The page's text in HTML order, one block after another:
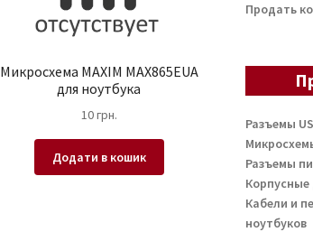
Микросхема MAXIM MAX865EUA
для ноутбука
10грн.
Додати в кошик
Продать
Разъемы
Разъемы
Корпусные
Кабели и
ноутбуков